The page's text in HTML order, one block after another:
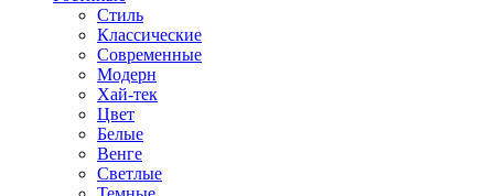
Стиль
Классические
Современные
Модерн
Хай-тек
Цвет
Белые
Венге
Светлые